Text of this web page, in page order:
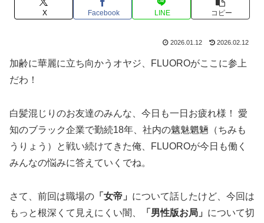
X Facebook LINE コピー
2026.01.12 2026.02.12
加齢に華麗に立ち向かうオヤジ、FLUOROがここに参上
だわ！
白髪混じりのお友達のみんな、今日も一日お疲れ様！ 愛
知のブラック企業で勤続18年、社内の魑魅魍魎（ちみも
うりょう）と戦い続けてきた俺、FLUOROが今日も働く
みんなの悩みに答えていくでね。
さて、前回は職場の 「女帝」 について話したけど、今回は
もっと根深くて見えにくい闇、
「男性版お局」 について切